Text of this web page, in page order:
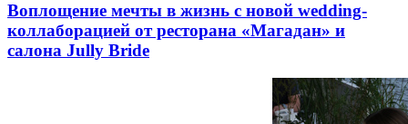
Воплощение мечты в жизнь с новой wedding-
коллаборацией от ресторана «Магадан» и
салона Jully Bride